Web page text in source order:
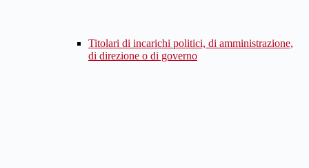
Titolari di incarichi politici, di amministrazione,
di direzione o di governo